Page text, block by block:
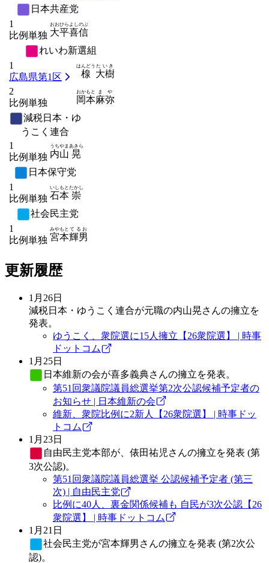
日本共産党
1
比例単独 大平
おおひら
喜信
よしのぶ
れいわ新選組
1
広島県第1区
楾
はんどう
大樹
たいき
2
比例単独
岡本
おかもと
麻弥
まや
減税日本・ゆ
うこく連合
1
比例単独 内山
うちやま
晃
あきら
日本保守党
1
比例単独 石本
いしもと
崇
たかし
社会民主党
1
比例単独 宮本
みやもと
輝男
てるお
更新履歴
1月26日
減税日本・ゆうこく連合が元職の内山晃さんの擁立を
発表。
ゆうこく、衆院選に15人擁立【26衆院選】 | 時事
ドットコム
1月25日
日本維新の会が喜多義典さんの擁立を発表。
第51回衆議院議員総選挙第2次公認候補予定者の
お知らせ | 日本維新の会
維新、衆院比例に2新人【26衆院選】 | 時事ドッ
トコム
1月23日
自由民主党本部が、俵田祐児さんの擁立を発表 (第
3次公認)。
第51回衆議院議員総選挙 公認候補予定者 (第三
次) | 自由民主党
比例に40人、裏金関係候補も 自民が3次公認【26
衆院選】 | 時事ドットコム
1月21日
社会民主党が宮本輝男さんの擁立を発表 (第2次公
認)。